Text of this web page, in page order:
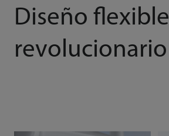
Diseño flexible
revolucionario